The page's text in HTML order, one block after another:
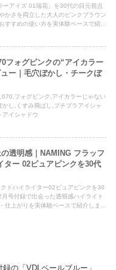
ーアイズ 01瑞花」を30代の目元視点
かさを両立した大人のピンクブラウン
すすめの使い方を実体験ベースで紹
フォグピンクの“アイカラー
ー｜毛穴ぼかし・チークぼ
フォグピンク,アイカラーじゃない
し,くすみ飛ばし,プチプラアイシャ
アイシャドウ
透明感｜NAMING フラッフ
ター 02ピュアピンクを30代
ドハイライター02ピュアピンクを30
号付録で出会った透明感ハイライト
仕上がりを実体験ベースで紹介しま
の「VDLペールブルー」